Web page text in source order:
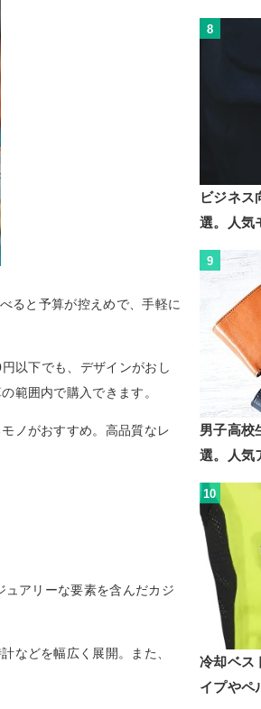
ると予算が控えめで、手軽に
以下でも、デザインがおし
範囲内で購入できます。
ノがおすすめ。高品質なレ
ュアリーな要素を含んだカジ
などを幅広く展開。また、
8
ビジネス
選。人気
9
男子高校
選。人気
10
冷却ベス
イプやペ